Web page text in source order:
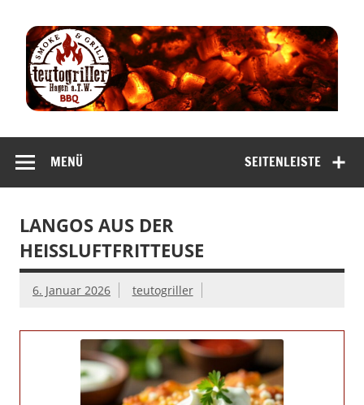
springen
smoke & grill
bbq
SEITENLEISTE
MENÜ
LANGOS AUS DER
HEISSLUFTFRITTEUSE
6. Januar 2026 teutogriller